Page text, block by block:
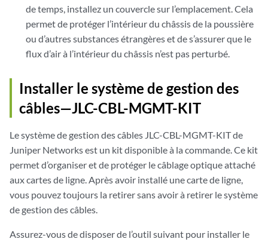
de temps, installez un couvercle sur l’emplacement. Cela
permet de protéger l’intérieur du châssis de la poussière
ou d’autres substances étrangères et de s’assurer que le
flux d’air à l’intérieur du châssis n’est pas perturbé.
Installer le système de gestion des
câbles—JLC-CBL-MGMT-KIT
Le système de gestion des câbles JLC-CBL-MGMT-KIT de
Juniper Networks est un kit disponible à la commande. Ce kit
permet d’organiser et de protéger le câblage optique attaché
aux cartes de ligne. Après avoir installé une carte de ligne,
vous pouvez toujours la retirer sans avoir à retirer le système
de gestion des câbles.
Assurez-vous de disposer de l’outil suivant pour installer le